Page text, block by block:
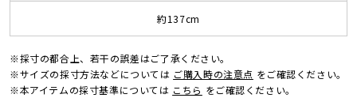
約137cm
※採寸の都合上、若干の誤差はご了承ください。
※サイズの採寸方法などについては ご購入時の注意点 をご確認ください。
※本アイテムの採寸基準については こちら をご確認ください。